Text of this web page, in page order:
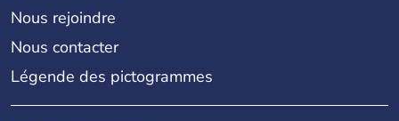
Nous rejoindre
Nous contacter
Légende des pictogrammes